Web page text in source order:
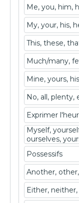
Me, you, him,
My, your, his,
This, these,
Much/many,
Mine, yours,
No, all, plenty,
Exprimer
Myself,
ourselves,
Possessifs
Another,
Either,